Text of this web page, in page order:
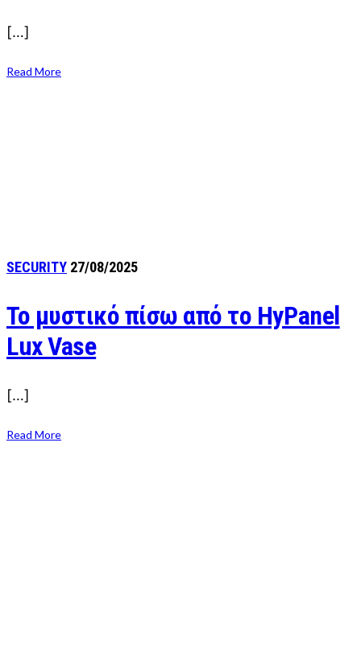
[…]
Read More
SECURITY 27/08/2025
To μυστικό πίσω από το HyPanel
Lux Vase​
[…]
Read More